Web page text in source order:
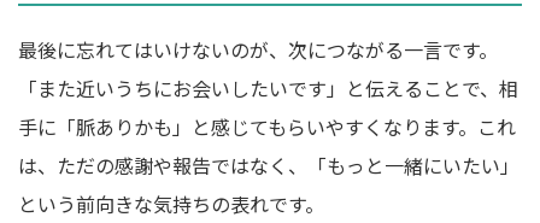
最後に忘れてはいけないのが、次につながる一言です。
「また近いうちにお会いしたいです」と伝えることで、相
手に「脈ありかも」と感じてもらいやすくなります。これ
は、ただの感謝や報告ではなく、「もっと一緒にいたい」
という前向きな気持ちの表れです。